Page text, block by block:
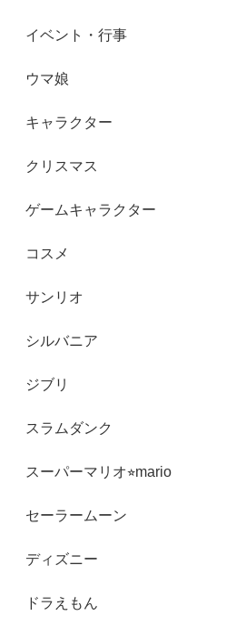
イベント・行事
ウマ娘
キャラクター
クリスマス
ゲームキャラクター
コスメ
サンリオ
シルバニア
ジブリ
スラムダンク
スーパーマリオ⭐︎mario
セーラームーン
ディズニー
ドラえもん